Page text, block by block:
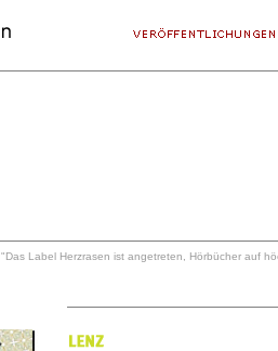
"Das Label Herzrasen ist angetreten, Hörbücher auf